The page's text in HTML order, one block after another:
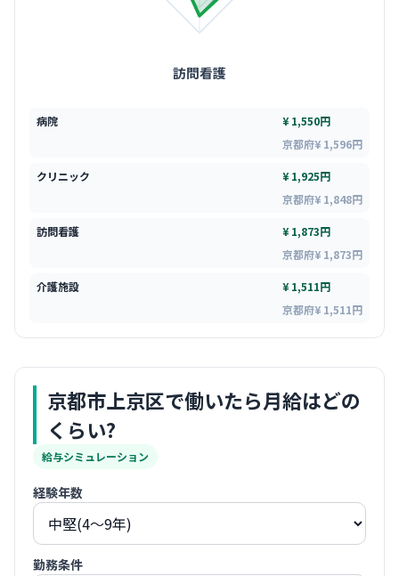
訪問看護
病院
¥ 1,550円
京都府¥ 1,596円
クリニック
¥ 1,925円
京都府¥ 1,848円
訪問看護
¥ 1,873円
京都府¥ 1,873円
介護施設
¥ 1,511円
京都府¥ 1,511円
京都市上京区で働いたら月給はどの
くらい?
給与シミュレーション
経験年数
勤務条件